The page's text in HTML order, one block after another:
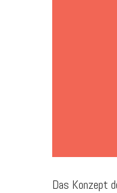
Das Konzept